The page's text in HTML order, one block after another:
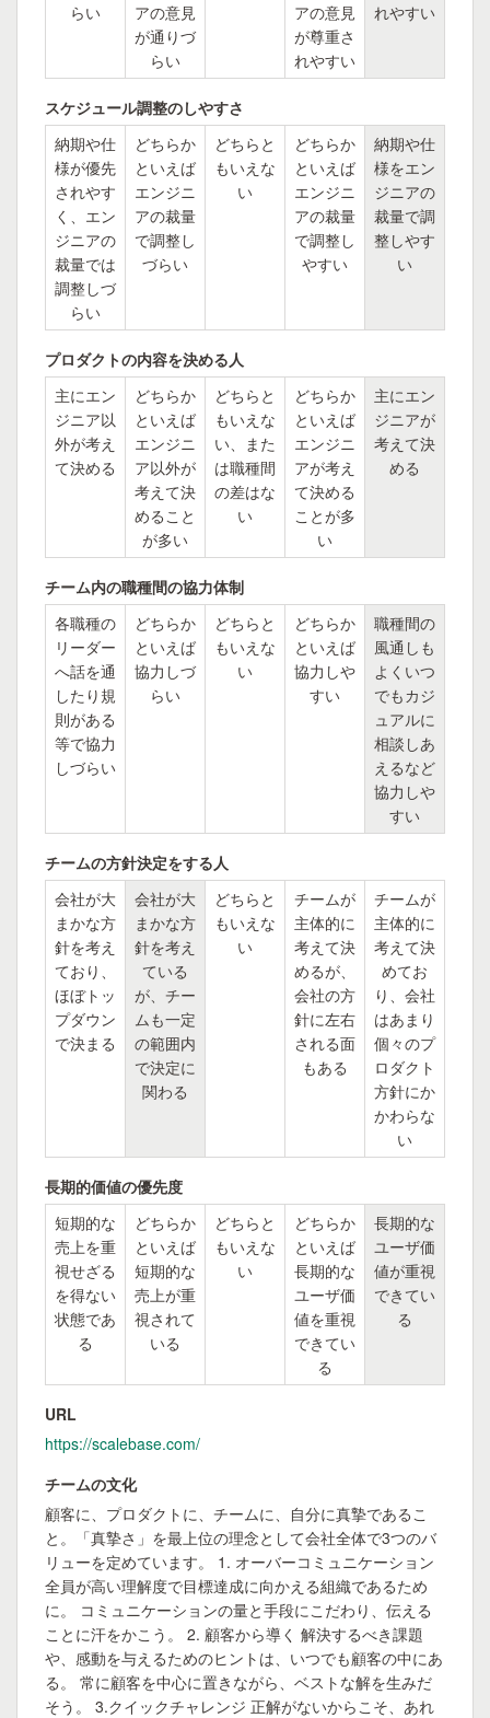
らい
アの意見
が通りづ
らい
アの意見
が尊重さ
れやすい
れやすい
スケジュール調整のしやすさ
納期や仕
様が優先
されやす
く、エン
ジニアの
裁量では
調整しづ
らい
どちらか
といえば
エンジニ
アの裁量
で調整し
づらい
どちらと
もいえな
い
どちらか
といえば
エンジニ
アの裁量
で調整し
やすい
納期や仕
様をエン
ジニアの
裁量で調
整しやす
い
プロダクトの内容を決める人
主にエン
ジニア以
外が考え
て決める
どちらか
といえば
エンジニ
ア以外が
考えて決
めること
が多い
どちらと
もいえな
い、また
は職種間
の差はな
い
どちらか
といえば
エンジニ
アが考え
て決める
ことが多
い
主にエン
ジニアが
考えて決
める
チーム内の職種間の協力体制
各職種の
リーダー
へ話を通
したり規
則がある
等で協力
しづらい
どちらか
といえば
協力しづ
らい
どちらと
もいえな
い
どちらか
といえば
協力しや
すい
職種間の
風通しも
よくいつ
でもカジ
ュアルに
相談しあ
えるなど
協力しや
すい
チームの方針決定をする人
会社が大
まかな方
針を考え
ており、
ほぼトッ
プダウン
で決まる
会社が大
まかな方
針を考え
ている
が、チー
ムも一定
の範囲内
で決定に
関わる
どちらと
もいえな
い
チームが
主体的に
考えて決
めるが、
会社の方
針に左右
される面
もある
チームが
主体的に
考えて決
めてお
り、会社
はあまり
個々のプ
ロダクト
方針にか
かわらな
い
長期的価値の優先度
短期的な
売上を重
視せざる
を得ない
状態であ
る
どちらか
といえば
短期的な
売上が重
視されて
いる
どちらと
もいえな
い
どちらか
といえば
長期的な
ユーザ価
値を重視
できてい
る
長期的な
ユーザ価
値が重視
できてい
る
URL
https://scalebase.com/
チームの文化
顧客に、プロダクトに、チームに、自分に真摯であるこ
と。「真摯さ」を最上位の理念として会社全体で3つのバ
リューを定めています。 1. オーバーコミュニケーション
全員が高い理解度で目標達成に向かえる組織であるため
に。 コミュニケーションの量と手段にこだわり、伝える
ことに汗をかこう。 2. 顧客から導く 解決するべき課題
や、感動を与えるためのヒントは、いつでも顧客の中にあ
る。 常に顧客を中心に置きながら、ベストな解を生みだ
そう。 3.クイックチャレンジ 正解がないからこそ、あれ